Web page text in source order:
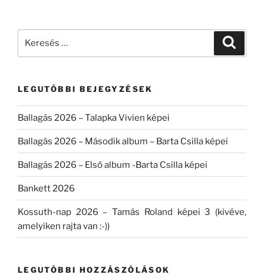
LEGUTÓBBI BEJEGYZÉSEK
Ballagás 2026 – Talapka Vivien képei
Ballagás 2026 – Második album – Barta Csilla képei
Ballagás 2026 – Első album -Barta Csilla képei
Bankett 2026
Kossuth-nap 2026 – Tamás Roland képei 3 (kivéve,
amelyiken rajta van :-))
LEGUTÓBBI HOZZÁSZÓLÁSOK